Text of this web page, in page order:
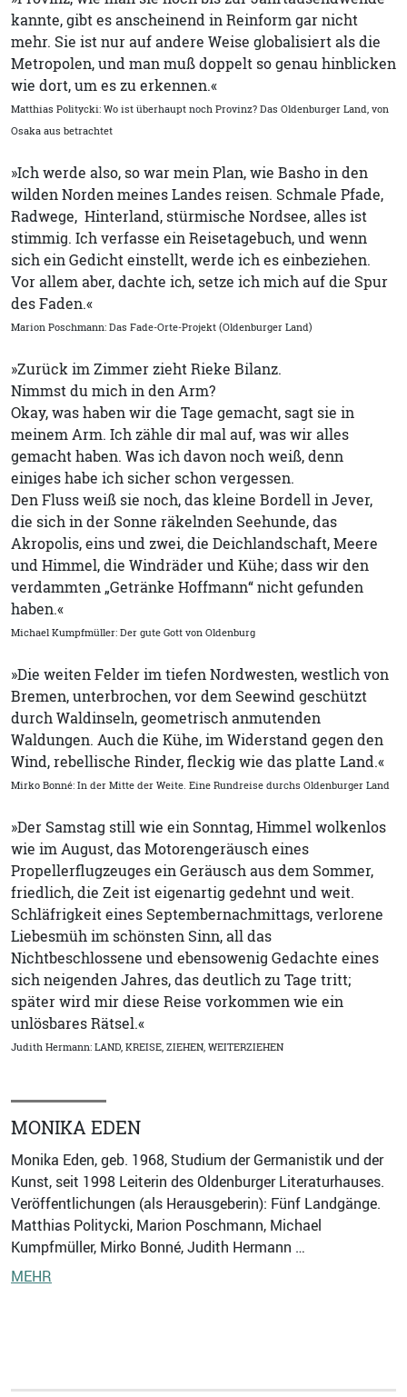
kannte, gibt es anscheinend in Reinform gar nicht
mehr. Sie ist nur auf andere Weise globalisiert als die
Metropolen, und man muß doppelt so genau hinblicken
wie dort, um es zu erkennen.«
Matthias Politycki: Wo ist überhaupt noch Provinz? Das Oldenburger Land, von
Osaka aus betrachtet
»Ich werde also, so war mein Plan, wie Basho in den
wilden Norden meines Landes reisen. Schmale Pfade,
Radwege, Hinterland, stürmische Nordsee, alles ist
stimmig. Ich verfasse ein Reisetagebuch, und wenn
sich ein Gedicht einstellt, werde ich es einbeziehen.
Vor allem aber, dachte ich, setze ich mich auf die Spur
des Faden.«
Marion Poschmann: Das Fade-Orte-Projekt (Oldenburger Land)
»Zurück im Zimmer zieht Rieke Bilanz.
Nimmst du mich in den Arm?
Okay, was haben wir die Tage gemacht, sagt sie in
meinem Arm. Ich zähle dir mal auf, was wir alles
gemacht haben. Was ich davon noch weiß, denn
einiges habe ich sicher schon vergessen.
Den Fluss weiß sie noch, das kleine Bordell in Jever,
die sich in der Sonne räkelnden Seehunde, das
Akropolis, eins und zwei, die Deichlandschaft, Meere
und Himmel, die Windräder und Kühe; dass wir den
verdammten „Getränke Hoffmann“ nicht gefunden
haben.«
Michael Kumpfmüller: Der gute Gott von Oldenburg
»Die weiten Felder im tiefen Nordwesten, westlich von
Bremen, unterbrochen, vor dem Seewind geschützt
durch Waldinseln, geometrisch anmutenden
Waldungen. Auch die Kühe, im Widerstand gegen den
Wind, rebellische Rinder, fleckig wie das platte Land.«
Mirko Bonné: In der Mitte der Weite. Eine Rundreise durchs Oldenburger Land
»Der Samstag still wie ein Sonntag, Himmel wolkenlos
wie im August, das Motorengeräusch eines
Propellerflugzeuges ein Geräusch aus dem Sommer,
friedlich, die Zeit ist eigenartig gedehnt und weit.
Schläfrigkeit eines Septembernachmittags, verlorene
Liebesmüh im schönsten Sinn, all das
Nichtbeschlossene und ebensowenig Gedachte eines
sich neigenden Jahres, das deutlich zu Tage tritt;
später wird mir diese Reise vorkommen wie ein
unlösbares Rätsel.«
Judith Hermann: LAND, KREISE, ZIEHEN, WEITERZIEHEN
MONIKA EDEN
Monika Eden, geb. 1968, Studium der Germanistik und der
Kunst, seit 1998 Leiterin des Oldenburger Literaturhauses.
Veröffentlichungen (als Herausgeberin): Fünf Landgänge.
Matthias Politycki, Marion Poschmann, Michael
Kumpfmüller, Mirko Bonné, Judith Hermann …
MEHR